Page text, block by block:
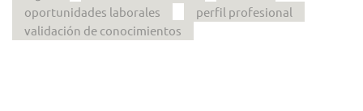
oportunidades laborales
perfil profesional
validación de conocimientos